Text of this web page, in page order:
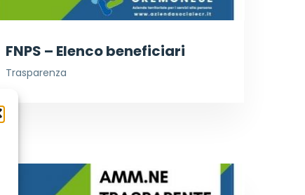
FNPS – Elenco beneficiari
Trasparenza